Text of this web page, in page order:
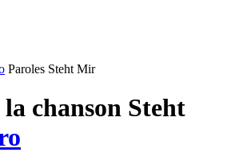
Paroles Steht Mir
chanson Steht